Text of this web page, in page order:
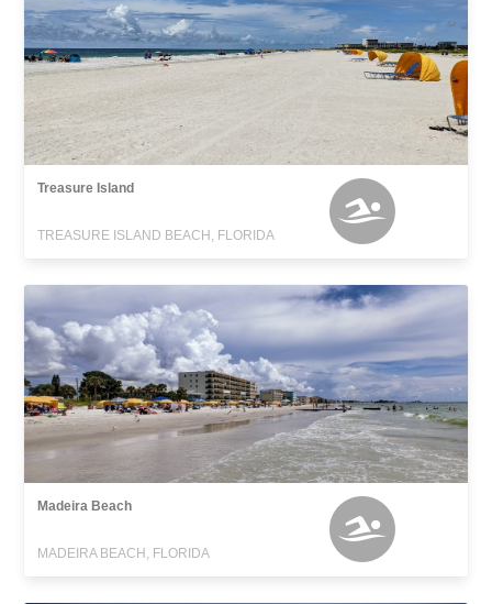
Treasure Island
TREASURE ISLAND BEACH, FLORIDA
Madeira Beach
MADEIRA BEACH, FLORIDA